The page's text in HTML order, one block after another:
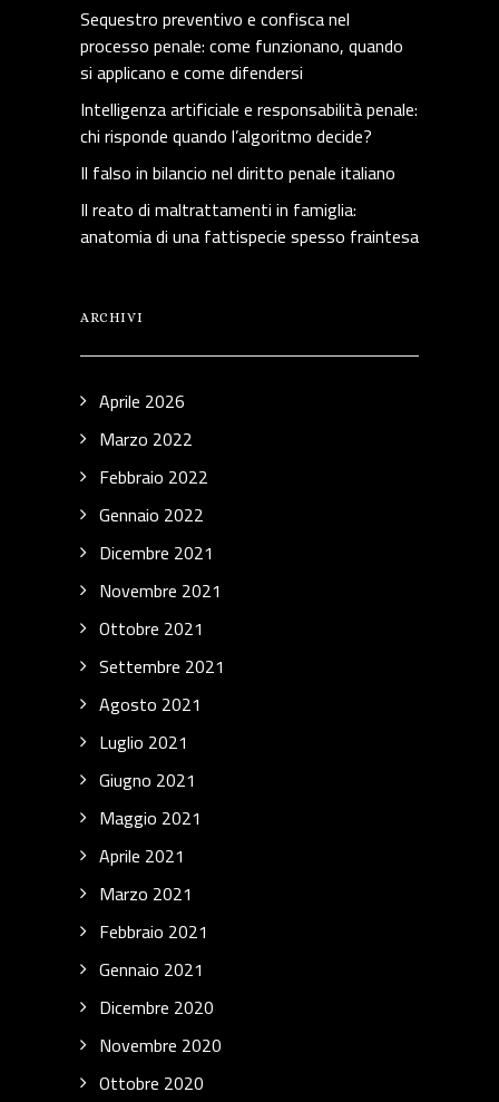
Sequestro preventivo e confisca nel
processo penale: come funzionano, quando
si applicano e come difendersi
Intelligenza artificiale e responsabilità penale:
chi risponde quando l’algoritmo decide?
Il falso in bilancio nel diritto penale italiano
Il reato di maltrattamenti in famiglia:
anatomia di una fattispecie spesso fraintesa
ARCHIVI
Aprile 2026
Marzo 2022
Febbraio 2022
Gennaio 2022
Dicembre 2021
Novembre 2021
Ottobre 2021
Settembre 2021
Agosto 2021
Luglio 2021
Giugno 2021
Maggio 2021
Aprile 2021
Marzo 2021
Febbraio 2021
Gennaio 2021
Dicembre 2020
Novembre 2020
Ottobre 2020